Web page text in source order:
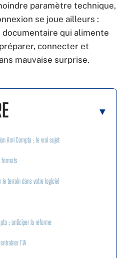
paramètre technique,
se joue ailleurs :
qui alimente
connecter et
mauvaise surprise.
Ami Compta : le vrai sujet
formats
le terrain dans votre logiciel
: anticiper la réforme
l’IA